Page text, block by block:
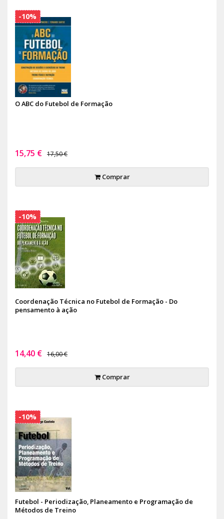
O ABC do Futebol de Formação
15,75 € 17,50 €
Comprar
-10%
Coordenação Técnica no Futebol de Formação - Do
pensamento à ação
14,40 € 16,00 €
Comprar
-10%
Futebol - Periodização, Planeamento e Programação de
Métodos de Treino
-10%